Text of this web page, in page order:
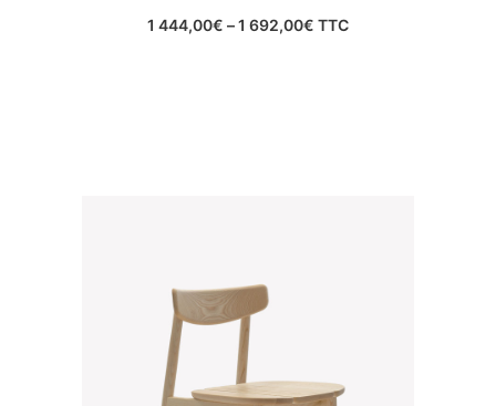
1 444,00€ –1 692,00€ TTC